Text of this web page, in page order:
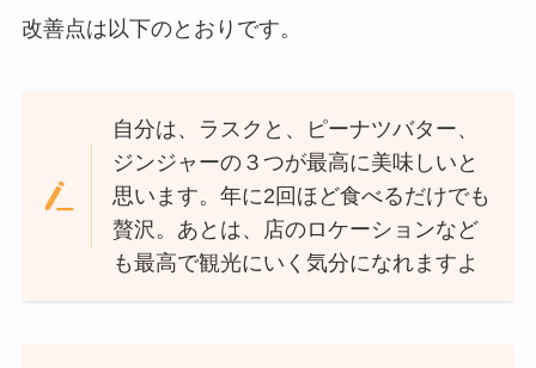
改善点は以下のとおりです。
自分は、ラスクと、ピーナツバター、
ジンジャーの３つが最高に美味しいと
思います。年に2回ほど食べるだけでも
贅沢。あとは、店のロケーションなど
も最高で観光にいく気分になれますよ